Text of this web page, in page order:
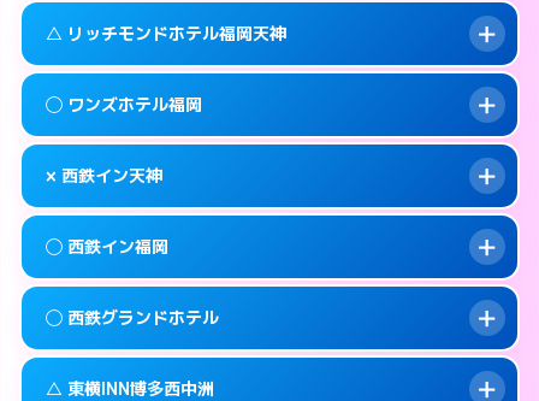
info このホテルの詳細ページを見る →
map 福岡市中央区清川1-2-3
info このホテルの詳細ページを見る →
案内方法: 女性が直接お部屋まで伺います。
smartphone 092-720-7711
map 福岡市中央区大名1-15-22
info このホテルの詳細ページを見る →
案内方法: カードキーにつきホテルの入り口で
待ち合わせ。
info このホテルの詳細ページを見る →
△ リッチモンドホテル福岡天神
案内方法:状況により派遣できません。
smartphone 092-739-2055
map 福岡市中央区渡辺通4-8-25
info このホテルの詳細ページを見る →
◯ ワンズホテル福岡
案内方法:女性が直接お部屋まで伺います。
smartphone 092-738-5533
map 福岡市中央区今川1-3-3
info このホテルの詳細ページを見る →
× 西鉄イン天神
案内方法: 派遣できません。
smartphone 092-713-5454
map 福岡市中央区渡辺通4-7-1
◯ 西鉄イン福岡
案内方法:女性が直接お部屋まで伺います。
◯ 西鉄グランドホテル
△ 東横INN博多西中洲